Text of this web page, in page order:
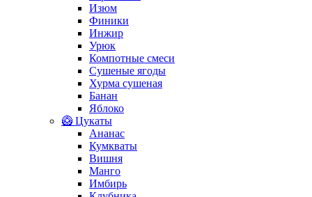
Изюм
Финики
Инжир
Урюк
Компотные смеси
Сушеные ягоды
Хурма сушеная
Банан
Яблоко
🥝 Цукаты
Ананас
Кумкваты
Вишня
Манго
Имбирь